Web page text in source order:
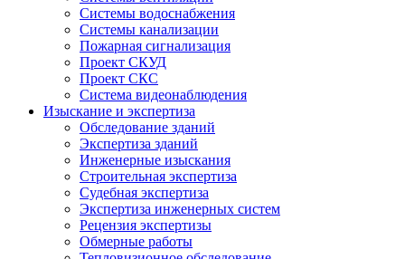
Системы водоснабжения
Системы канализации
Пожарная сигнализация
Проект СКУД
Проект СКС
Система видеонаблюдения
Изыскание и экспертиза
Обследование зданий
Экспертиза зданий
Инженерные изыскания
Строительная экспертиза
Судебная экспертиза
Экспертиза инженерных систем
Рецензия экспертизы
Обмерные работы